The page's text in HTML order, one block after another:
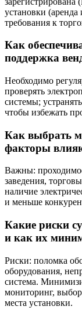
установки
требования к
Как
поддержка
Необходимо
проверять
системы;
чтобы избежать
Как выбрать
факторы
Важны:
заведения,
наличие
и меньше
Какие риски
и как их
Риски: поломка
оборудования,
система.
мониторинг,
места установки.